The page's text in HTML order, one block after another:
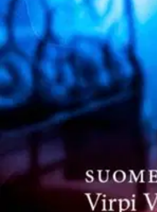
Ohjeet
Ensitilaajan pikaopas
Myymälänouto
Palautukset
Reklamaatio
Takuu ja huolto
Toimitustavat
Maksutavat
Asennuspalvelut
Tilaus- ja toimitusehdot
Käyttöehdot
Tietosuojakäytäntö
Saavutettavuus
Vastuullisuus
Mitä pidät Prisma.fi-verkkokaupasta?
Asiakaspalvelu